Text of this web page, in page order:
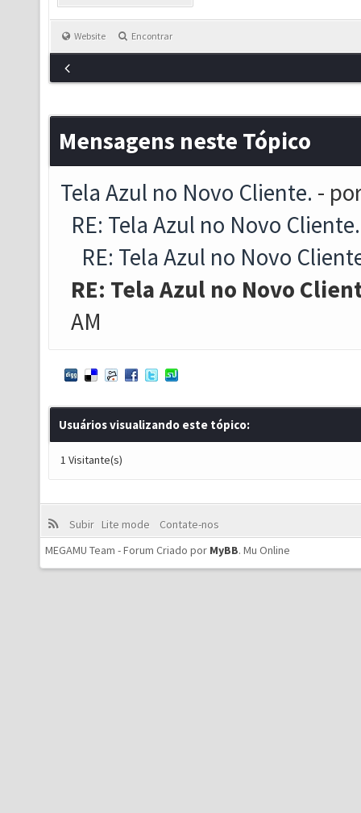
Website Encontrar
Mensagens neste Tópico
Tela Azul no Novo Cliente. -
RE: Tela Azul no Novo Cliente.
RE: Tela Azul no Novo
RE: Tela Azul no Novo
AM
Usuários visualizando este tópico:
1 Visitante(s)
Subir Lite mode
Contate-nos
MEGAMU Team - Forum Criado por MyBB. Mu Online